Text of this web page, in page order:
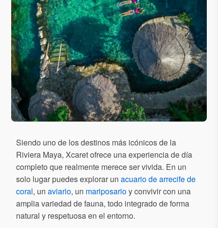
Siendo uno de los destinos más icónicos de la
Riviera Maya, Xcaret ofrece una experiencia de día
completo que realmente merece ser vivida. En un
solo lugar puedes explorar un acuario de arrecife de
coral, un aviario, un mariposarioy convivir con una
amplia variedad de fauna, todo integrado de forma
natural y respetuosa en el entorno.